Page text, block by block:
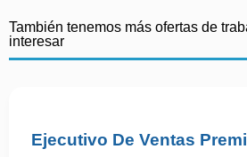
También tenemos más ofertas de
interesar
Ejecutivo De Ventas